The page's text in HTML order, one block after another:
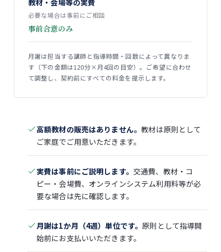
教材・会場等の実費
必要な場合は事前にご相談
事前合意のみ
月謝は担当する講師と指導時間・回数によって異なりま
す（下の金額は120分×月4回の目安）。ご希望に合わせ
て調整し、契約前にすべての料金を提示します。
高額教材の販売はありません。教材は原則として
ご家庭でご用意いただきます。
実費は事前にご説明します。 交通費、教材・コ
ピー・会場費、オンラインシステム利用料等が必
要な場合は先に確認します。
月謝は1か月（4週）単位です。 原則として指導開
始前にお支払いいただきます。